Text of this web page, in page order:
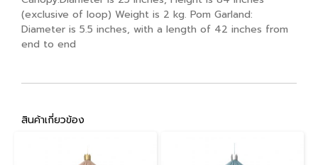
(exclusive of loop) Weight is 2 kg. Pom Garland:
Diameter is 5.5 inches, with a length of 42 inches from
end to end
สินค้าเกี่ยวข้อง